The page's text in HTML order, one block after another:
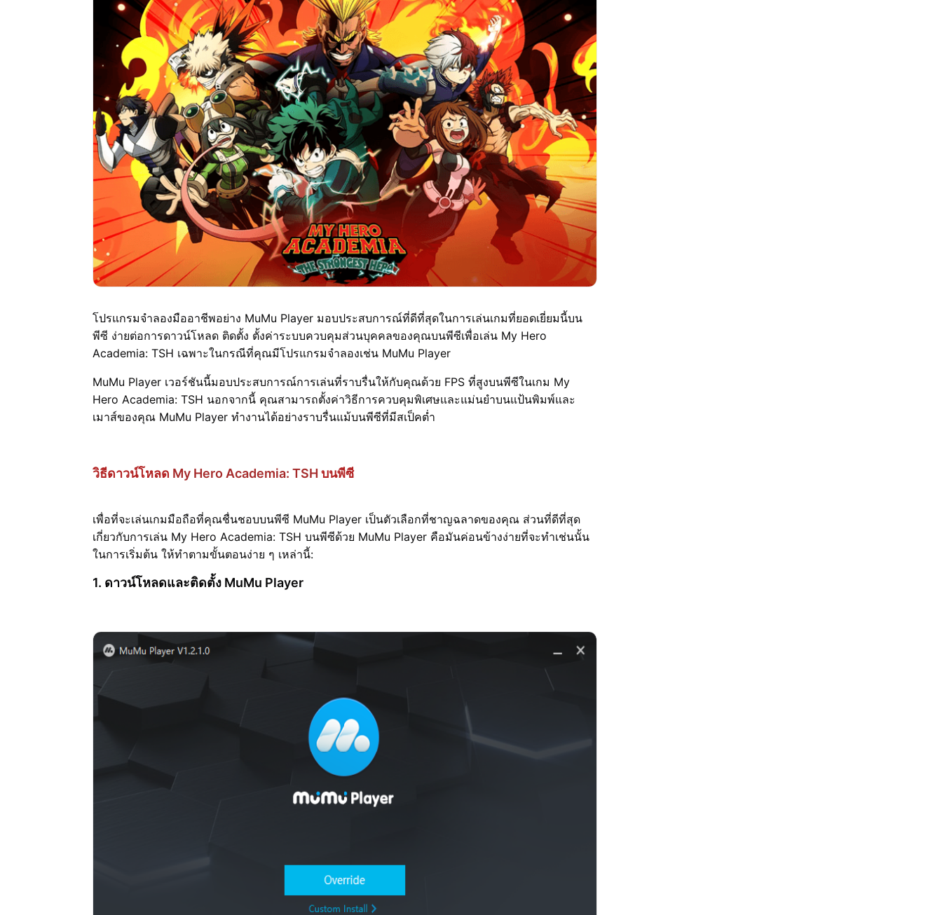
โปรแกรมจำลองมืออาชีพอย่าง MuMu Player มอบประสบการณ์ที่ดีที่สุดในการเล่นเกมที่ยอดเยี่ยมนี้บน
พีซี ง่ายต่อการดาวน์โหลด ติดตั้ง ตั้งค่าระบบควบคุมส่วนบุคคลของคุณบนพีซีเพื่อเล่น My Hero
Academia: TSH เฉพาะในกรณีที่คุณมีโปรแกรมจำลองเช่น MuMu Player
MuMu Player เวอร์ชันนี้มอบประสบการณ์การเล่นที่ราบรื่นให้กับคุณด้วย FPS ที่สูงบนพีซีในเกม My
Hero Academia: TSH นอกจากนี้ คุณสามารถตั้งค่าวิธีการควบคุมพิเศษและแม่นยำบนแป้นพิมพ์และ
เมาส์ของคุณ MuMu Player ทำงานได้อย่างราบรื่นแม้บนพีซีที่มีสเป็คต่ำ
วิธีดาวน์โหลด My Hero Academia: TSH บนพีซี
เพื่อที่จะเล่นเกมมือถือที่คุณชื่นชอบบนพีซี MuMu Player เป็นตัวเลือกที่ชาญฉลาดของคุณ ส่วนที่ดีที่สุด
เกี่ยวกับการเล่น My Hero Academia: TSH บนพีซีด้วย MuMu Player คือมันค่อนข้างง่ายที่จะทำเช่นนั้น
ในการเริ่มต้น ให้ทำตามขั้นตอนง่าย ๆ เหล่านี้:
1. ดาวน์โหลดและติดตั้ง MuMu Player